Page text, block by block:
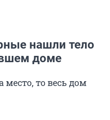
нашли тело
доме
то весь дом